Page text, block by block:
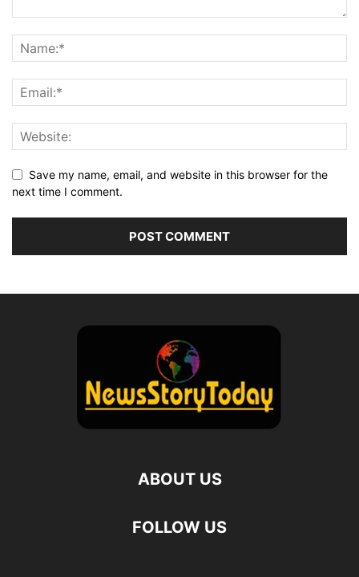
Save my name, email, and website in this browser for the
next time I comment.
ABOUT US
FOLLOW US